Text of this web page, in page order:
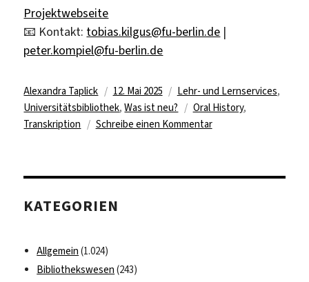
Projektwebseite
📧 Kontakt: tobias.kilgus@fu-berlin.de |
peter.kompiel@fu-berlin.de
Autor
Alexandra Taplick
Veröffentlicht
am
12. Mai 2025 Kategorien
Lehr- und Lernservices,
Universitätsbibliothek,Was ist neu? Schlagwörter
Oral History,
Transkription
Schreibe einen Kommentarzu
Transkription
KATEGORIEN
Allgemein (1.024)
Bibliothekswesen (243)